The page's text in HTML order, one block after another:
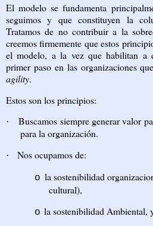
El modelo se fundamenta
seguimos y que constituyen la
Tratamos de no contribuir a la
creemos firmemente que estos
el modelo, a la vez que habilitan a
primer paso en las organizaciones
agility.
Estos son los principios:
·
Buscamos siempre generar valor
para la organización.
· Nos ocupamos de:
o la sostenibilidad
cultural),
o la sostenibilidad Ambiental,